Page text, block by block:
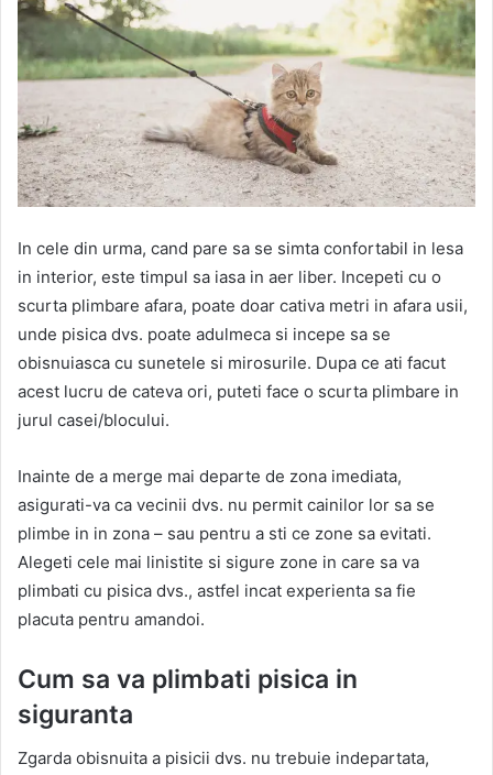
In cele din urma, cand pare sa se simta confortabil in lesa
in interior, este timpul sa iasa in aer liber. Incepeti cu o
scurta plimbare afara, poate doar cativa metri in afara usii,
unde pisica dvs. poate adulmeca si incepe sa se
obisnuiasca cu sunetele si mirosurile. Dupa ce ati facut
acest lucru de cateva ori, puteti face o scurta plimbare in
jurul casei/blocului.
Inainte de a merge mai departe de zona imediata,
asigurati-va ca vecinii dvs. nu permit cainilor lor sa se
plimbe in in zona – sau pentru a sti ce zone sa evitati.
Alegeti cele mai linistite si sigure zone in care sa va
plimbati cu pisica dvs., astfel incat experienta sa fie
placuta pentru amandoi.
Cum sa va plimbati pisica in
siguranta
Zgarda obisnuita a pisicii dvs. nu trebuie indepartata,